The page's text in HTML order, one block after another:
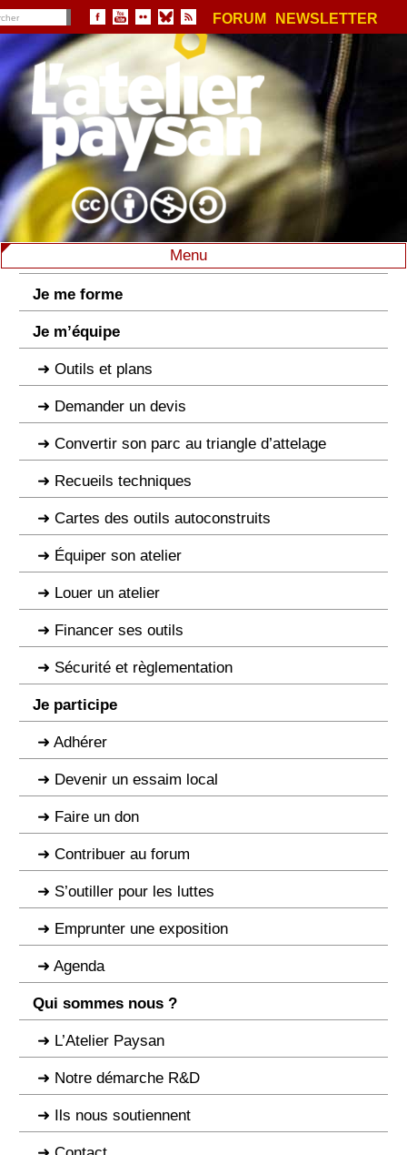
FORUM NEWSLETTER
Menu
Je me forme
Je m’équipe
Outils et plans
Demander un devis
Convertir son parc au triangle d’attelage
Recueils techniques
Cartes des outils autoconstruits
Équiper son atelier
Louer un atelier
Financer ses outils
Sécurité et règlementation
Je participe
Adhérer
Devenir un essaim local
Faire un don
Contribuer au forum
S’outiller pour les luttes
Emprunter une exposition
Agenda
Qui sommes nous ?
L’Atelier Paysan
Notre démarche R&D
Ils nous soutiennent